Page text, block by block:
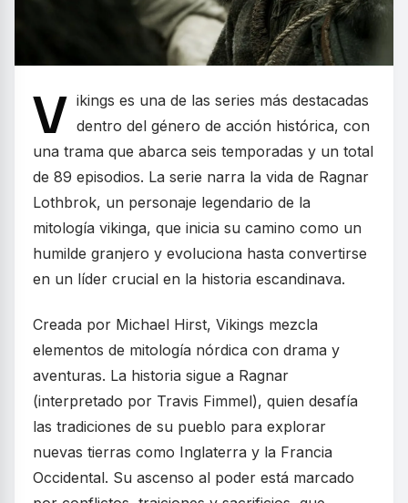
V ikings es una de las series más destacadas
dentro del género de acción histórica, con
una trama que abarca seis temporadas y un total
de 89 episodios. La serie narra la vida de Ragnar
Lothbrok, un personaje legendario de la
mitología vikinga, que inicia su camino como un
humilde granjero y evoluciona hasta convertirse
en un líder crucial en la historia escandinava.
Creada por Michael Hirst, Vikings mezcla
elementos de mitología nórdica con drama y
aventuras. La historia sigue a Ragnar
(interpretado por Travis Fimmel), quien desafía
las tradiciones de su pueblo para explorar
nuevas tierras como Inglaterra y la Francia
Occidental. Su ascenso al poder está marcado